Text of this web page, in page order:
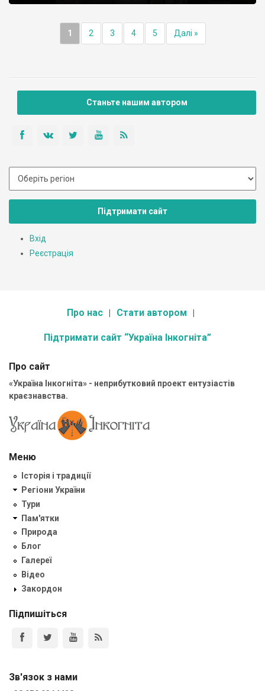
1 2 3 4 5 Далі »
Станьте нашим автором
Підтримати сайт
Вхід
Реєстрація
Про нас Стати автором
Підтримати сайт “Україна Інкогніта”
Про сайт
«Україна Інкогніта» - неприбутковий проект ентузіастів
краєзнавства.
Меню
Історія і традиції
Регіони України
Тури
Пам'ятки
Природа
Блог
Галереї
Відео
Закордон
Підпишіться
Зв'язок з нами